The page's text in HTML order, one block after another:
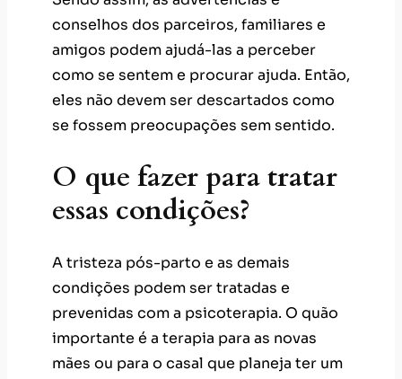
O que fazer para tratar
essas condições?
A tristeza pós-parto e as demais
prevenidas com a psicoterapia. O quão
importante é a terapia para as novas
mães ou para o casal que planeja ter um
bebê? Você já parou para pensar nisso?
O acompanhamento psicológico é
geralmente procurado quando uma
patologia já está instalada e debilitando
a vida das pessoas. Mas ele também